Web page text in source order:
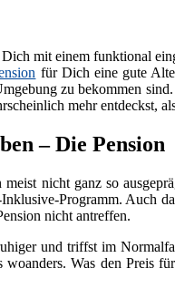
mit einem funktional
für Dich eine gute
zu bekommen
mehr entdeckst,
– Die Pension
nicht ganz so
Programm. Auch
nicht antreffen.
und triffst im
woanders. Was den Preis